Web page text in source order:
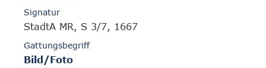
Signatur
StadtA MR, S 3/7, 1667
Gattungsbegriff
Bild/Foto